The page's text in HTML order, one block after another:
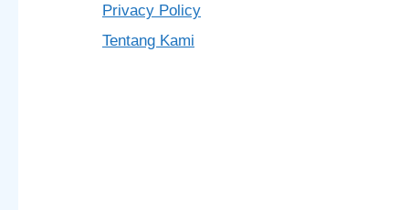
Privacy Policy
Tentang Kami